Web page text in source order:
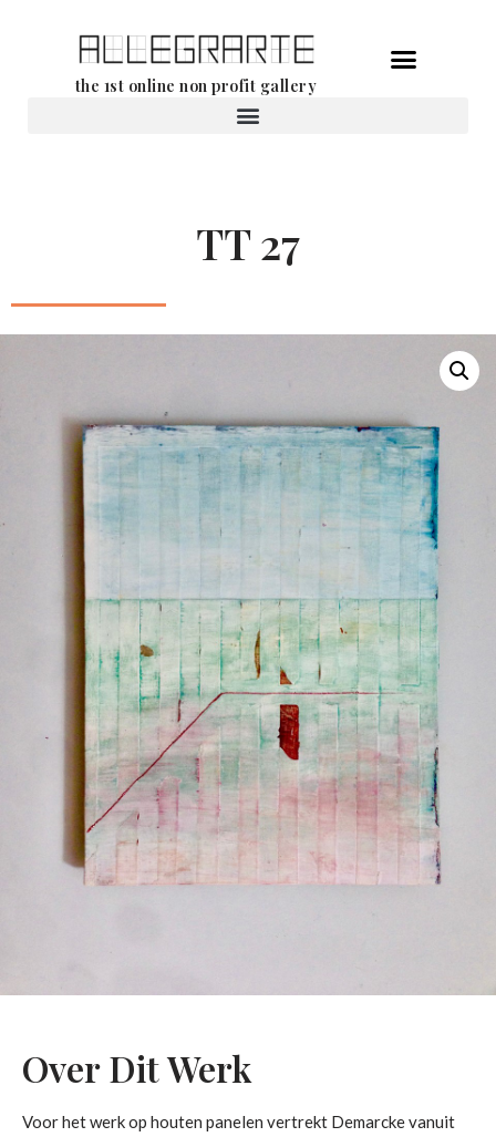
the 1st online non profit gallery
TT 27
Over Dit Werk
Voor het werk op houten panelen vertrekt Demarcke vanuit